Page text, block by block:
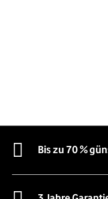
Bis zu 70 %